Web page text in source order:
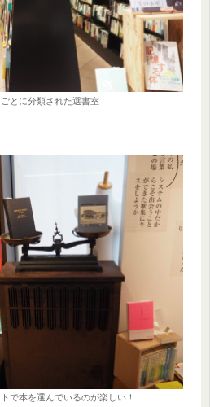
とに分類された選書室
で本を選んでいるのが楽しい！